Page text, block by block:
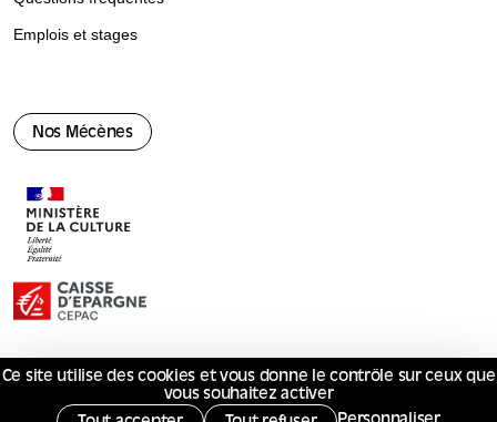
Nos Mécènes
Emplois et stages
© Mucem 2026
Mentions légales Politique de confidentialité Marchés publics
Services publics +
Ce site utilise des cookies et vous donne le contrôle sur ceux que
vous souhaitez activer